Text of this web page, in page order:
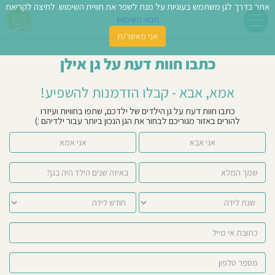
כתבו חוות דעת על גן אילן
אמא, אבא - קבלו הזדמנות להשפיע!
כתבו חוות דעת על גן הילדים של ילדכם, שתפו בחוויות ועיזרו
להורים באזור מגוריכם לבחור את הגן הנכון ביותר עבור ילדיהם :)
אני אמא אני אבא
אתר בדרך לגן משתמש בעוגיות על מנת לשפר את חוויית השימוש. לחיצה לקריאת
תנאי השימוש
אני מאשר/ת